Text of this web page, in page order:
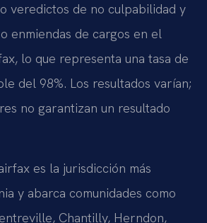
veredictos de no culpabilidad y
enmiendas de cargos en el
lo que representa una tasa de
del 98%. Los resultados varían;
no garantizan un resultado
es la jurisdicción más
y abarca comunidades como
Chantilly, Herndon,